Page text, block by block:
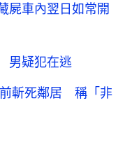
屍車內翌日如常開
男疑犯在逃
斬死鄰居 稱「非